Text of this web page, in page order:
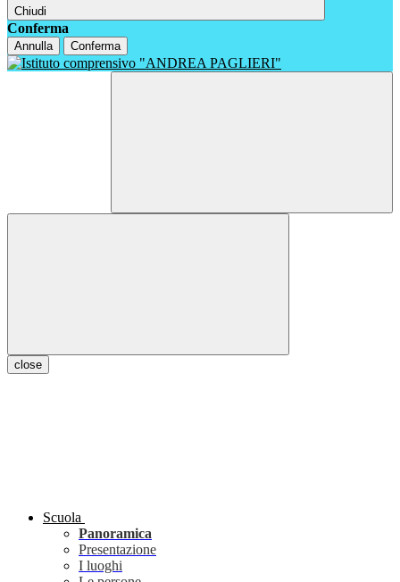
Chiudi
Conferma
Annulla Conferma
close
Scuola
Panoramica
Presentazione
I luoghi